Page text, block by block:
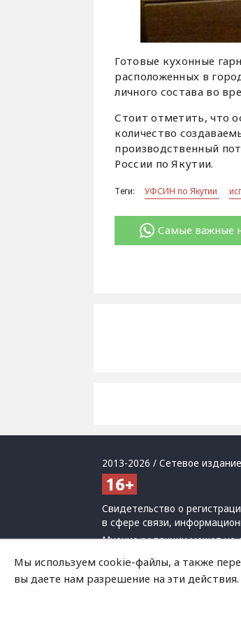
Готовые кухонные
расположенных в
личного состава во
Стоит отметить, что
количество
производственный
России по Якутии.
Теги: УФСИН по Якутии
Самые важные
2013-2026 / Сетевое
Свидетельство о
в сфере связи,
Мнение редакции может не
При использовании
Политика обработки
Мы используем cookie-файлы, а также
вы даете нам разрешение на эти